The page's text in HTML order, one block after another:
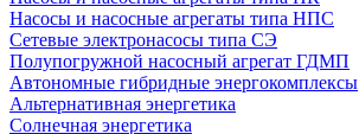
Насосы и насосные агрегаты типа НПС
Сетевые электронасосы типа СЭ
Полупогружной насосный агрегат ГДМП
Автономные гибридные энергокомплексы
Альтернативная энергетика
Солнечная энергетика